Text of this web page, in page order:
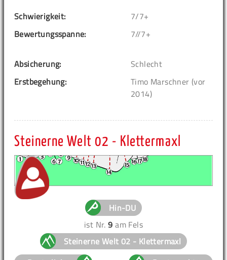
Schwierigkeit:
7/7+
Bewertungsspanne:
7//7+
Absicherung:
Schlecht
Erstbegehung:
Timo Marschner (vor
2014)
Steinerne Welt 02 - Klettermaxl
Hin-DU
ist Nr.9 am Fels
Steinerne Welt 02 - Klettermaxl